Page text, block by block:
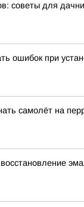
советы для
ошибок при
самолёт на